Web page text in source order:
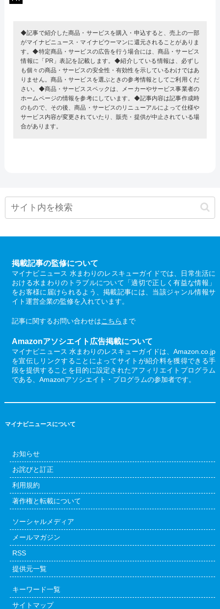
◆記事で紹介した商品・サービスを購入・申込すると、売上の一部
がマイナビニュース・マイナビウーマンに還元されることがありま
す。◆特定商品・サービスの広告を行う場合には、商品・サービス
情報に「PR」表記を記載します。◆紹介している情報は、必ずし
も個々の商品・サービスの安全性・有効性を示しているわけではあ
りません。商品・サービスを選ぶときの参考情報としてご利用くだ
さい。◆商品・サービススペックは、メーカーやサービス事業者の
ホームページの情報を参考にしています。◆記事内容は記事作成時
のもので、その後、商品・サービスのリニューアルによって仕様や
サービス内容が変更されていたり、販売・提供が中止されている場
合があります。
掲載記事の監修について
マイナビニュース 水まわりのレスキューガイドでは、日常生活に
おける水まわりのトラブルについて「適切で正しく有益な情報」
をお客様に届けられるよう、掲載記事には、当該ジャンル情報サ
イト運営企業の監修を入れています。
記事に関するお問い合わせはこちら まで
Amazonアソシエイト広告掲載について
マイナビニュース 水まわりのレスキューガイドは、Amazon.co.jp
を宣伝しリンクすることによってサイトが紹介料を獲得できる手
段を提供することを目的に設定されたアフィリエイトプログラム
である、Amazonアソシエイト・プログラムの参加者です。
マイナビニュースについて
お知らせ
お詫びと訂正
利用規約
著作権と転載について
ソーシャルメディア
メールマガジン
RSS
提供元一覧
キーワード一覧
サイトマップ